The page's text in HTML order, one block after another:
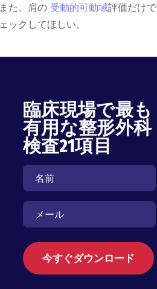
また、肩の 受動的可動域評価だけで
ェックしてほしい。
臨床現場で最も
有用な整形外科
検査21項目
今すぐダウンロード